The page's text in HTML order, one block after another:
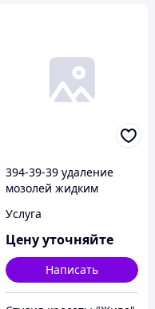
394-39-39 удаление
мозолей жидким
Услуга
Цену уточняйте
Написать